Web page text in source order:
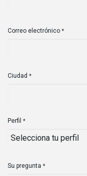
Correo electrónico *
Ciudad *
Perfil *
Su pregunta *